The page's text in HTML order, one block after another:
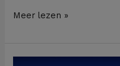
Meer lezen »